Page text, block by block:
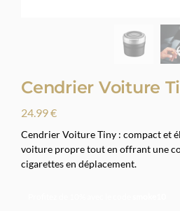
Cendrier Voiture
24.99€
Cendrier Voiture Tiny : compact et
voiture propre tout en offrant une
cigarettes en déplacement.